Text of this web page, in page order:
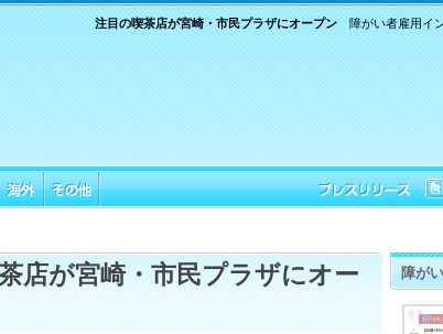
障がい者雇用イン
注目の喫茶店が宮崎・市民プラザにオープン
店が宮崎・市民プラザにオー
障が